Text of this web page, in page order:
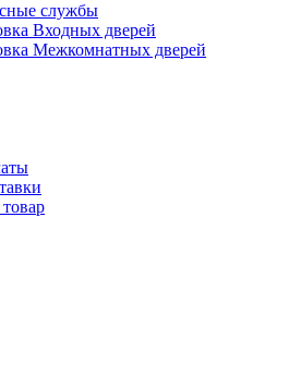
службы
Входных дверей
Межкомнатных дверей